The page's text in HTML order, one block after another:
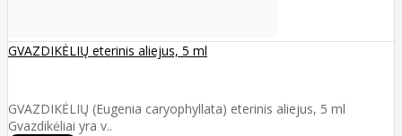
GVAZDIKĖLIŲ eterinis aliejus, 5 ml
GVAZDIKĖLIŲ (Eugenia caryophyllata) eterinis aliejus, 5 ml
Gvazdikėliai yra v..